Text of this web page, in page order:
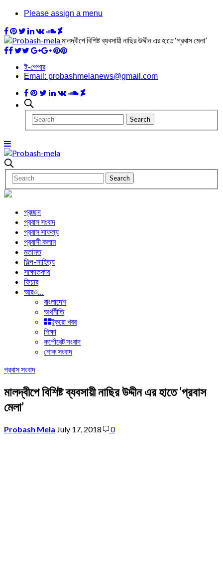
Please assign a menu
মালদ্বীপে বিশিষ্ট ব্যবসায়ী নাছির উদ্দীন এর হাতে ‘প্রবাস মেলা’
ই-পেপার
Email: probashmelanews@gmail.com
প্রচ্ছদ
প্রবাস সংবাদ
প্রবাস সাফল্য
প্রবাসী কলাম
মতামত
শিল্প-সাহিত্য
সাক্ষাতকার
ফিচার
আরও…
বাংলাদেশ
অর্থনীতি
টুকরো খবর
শিক্ষা
কর্পোরেট সংবাদ
শোক সংবাদ
প্রবাস সংবাদ
মালদ্বীপে বিশিষ্ট ব্যবসায়ী নাছির উদ্দীন এর হাতে ‘প্রবাস
মেলা’
Probash Mela July 17, 2018 0